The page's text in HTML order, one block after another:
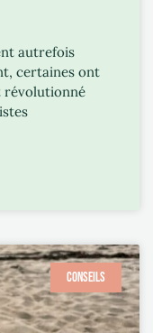
autrefois
certaines ont
révolutionné
CONSEILS